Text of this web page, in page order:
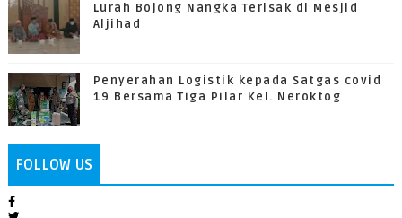
Lurah Bojong Nangka Terisak di Mesjid
Aljihad
Penyerahan Logistik kepada Satgas covid
19 Bersama Tiga Pilar Kel. Neroktog
FOLLOW US